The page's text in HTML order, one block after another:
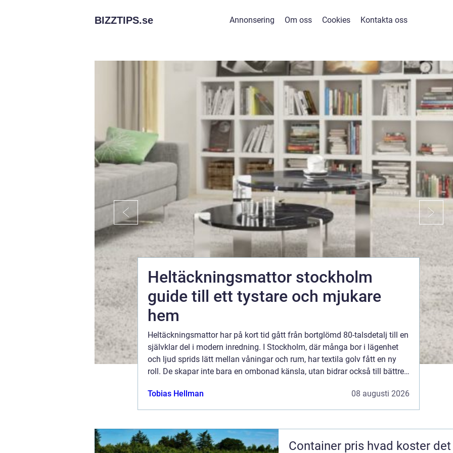
BIZZTIPS.se Annonsering Om oss Cookies Kontakta oss
Heltäckningsmattor stockholm
guide till ett tystare och mjukare
hem
Heltäckningsmattor har på kort tid gått från bortglömd 80-talsdetalj till en
självklar del i modern inredning. I Stockholm, där många bor i lägenhet
och ljud sprids lätt mellan våningar och rum, har textila golv fått en ny
roll. De skapar inte bara en ombonad känsla, utan bidrar också till bättre
Tobias Hellman
08 augusti 2026
Container pris hvad koster det